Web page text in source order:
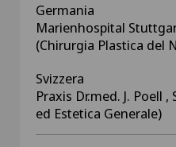
Germania
Marienhospital
(Chirurgia Plastica del
Svizzera
Praxis Dr.med. J. Poell
ed Estetica Generale)